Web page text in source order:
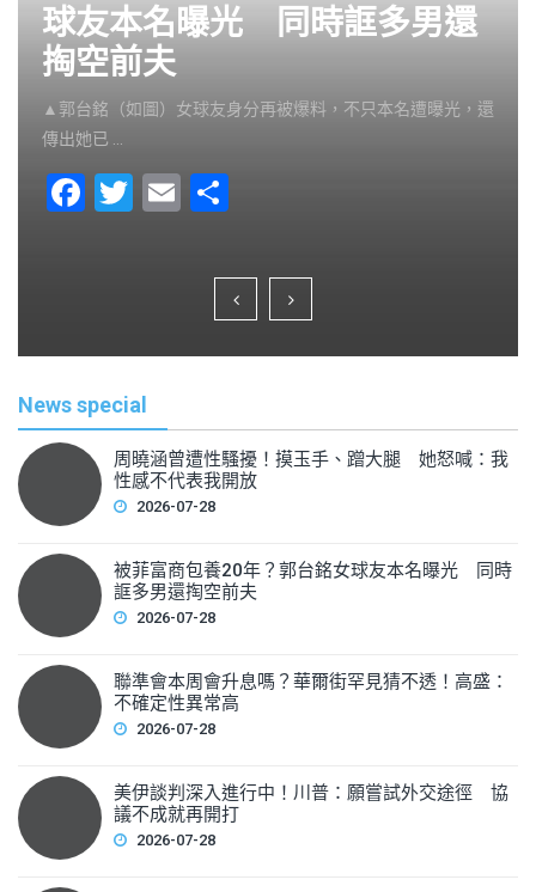
球友本名曝光 同時誆多男還
掏空前夫
▲郭台銘（如圖）女球友身分再被爆料，不只本名遭曝光，還
傳出她已 …
F
b
o
k
T
E
ar
e
News special
周曉涵曾遭性騷擾！摸玉手、蹭大腿 她怒喊：我
性感不代表我開放
2026-07-28
被菲富商包養20年？郭台銘女球友本名曝光 同時
誆多男還掏空前夫
2026-07-28
聯準會本周會升息嗎？華爾街罕見猜不透！高盛：
不確定性異常高
2026-07-28
美伊談判深入進行中！川普：願嘗試外交途徑 協
議不成就再開打
2026-07-28